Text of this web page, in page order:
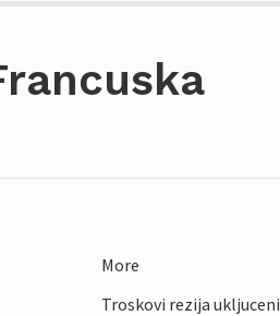
More
Troskovi rezija ukljuceni